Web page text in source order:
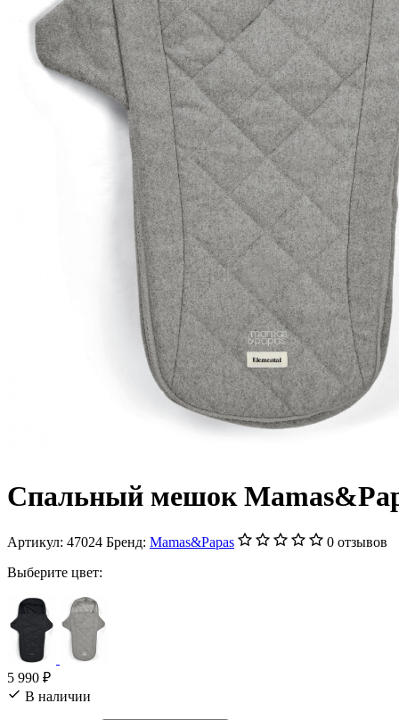
Спальный мешок
Артикул: 47024 Бренд: Mamas&Papas
0 отзывов
Выберите цвет:
5 990 ₽
В наличии